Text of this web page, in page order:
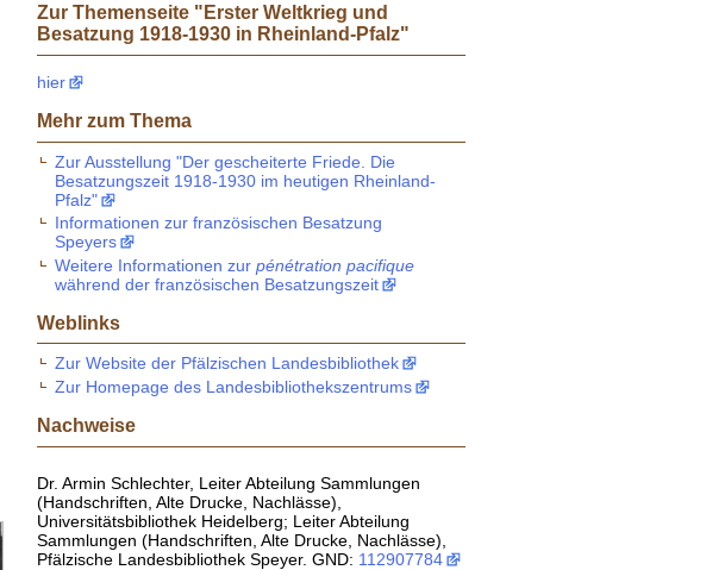
Zur Themenseite "Erster Weltkrieg und
Besatzung 1918-1930 in Rheinland-Pfalz"
hier
Mehr zum Thema
Zur Ausstellung "Der gescheiterte Friede. Die
Besatzungszeit 1918-1930 im heutigen Rheinland-
Pfalz"
Informationen zur französischen Besatzung
Speyers
Weitere Informationen zur pénétration pacifique
während der französischen Besatzungszeit
Weblinks
Zur Website der Pfälzischen Landesbibliothek
Zur Homepage des Landesbibliothekszentrums
Nachweise
Dr. Armin Schlechter, Leiter Abteilung Sammlungen
(Handschriften, Alte Drucke, Nachlässe),
Universitätsbibliothek Heidelberg; Leiter Abteilung
Sammlungen (Handschriften, Alte Drucke, Nachlässe),
Pfälzische Landesbibliothek Speyer. GND: 112907784